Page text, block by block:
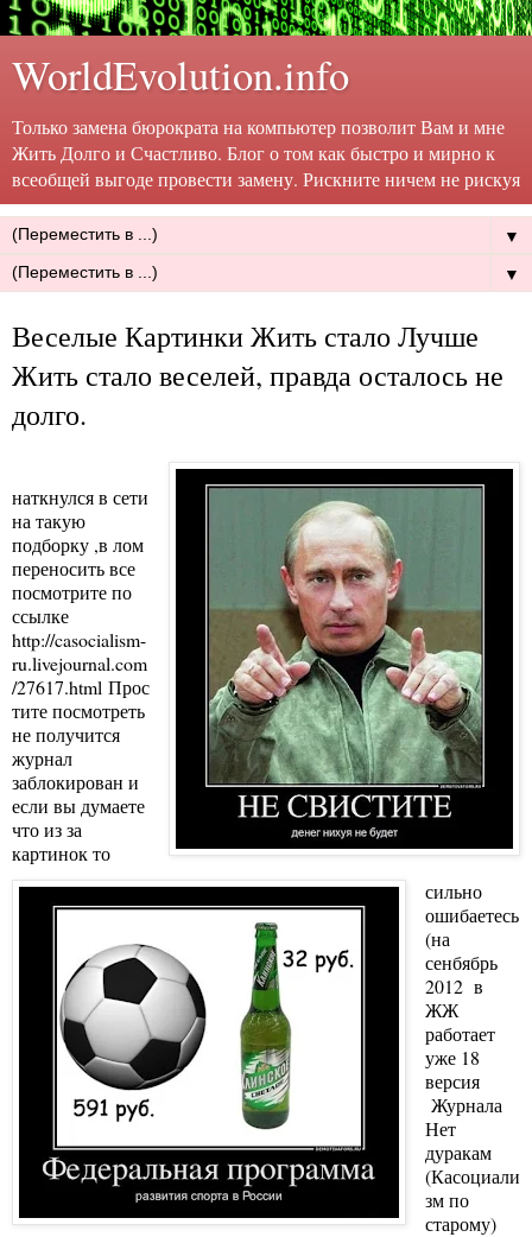
WorldEvolution.info
Только замена бюрократа на компьютер позволит Вам и мне
Жить Долго и Счастливо. Блог о том как быстро и мирно к
всеобщей выгоде провести замену. Рискните ничем не рискуя
▼
▼
Веселые Картинки Жить стало Лучше
Жить стало веселей, правда осталось не
долго.
наткнулся в сети
на такую
подборку ,в лом
переносить все
посмотрите по
ссылке
http://casocialism-
ru.livejournal.com
/27617.html Прос
тите посмотреть
не получится
журнал
заблокирован и
если вы думаете
что из за
картинок то
сильно
ошибаетесь
(на
сенбябрь
2012 в
ЖЖ
работает
уже 18
версия
Журнала
Нет
дуракам
(Касоциали
зм по
старому)